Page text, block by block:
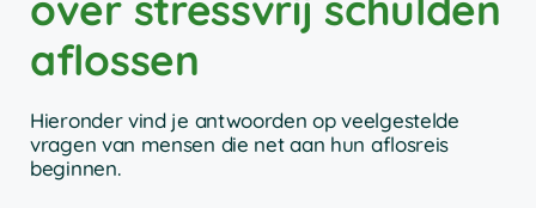
aflossen
Hieronder vind je antwoorden op veelgestelde
vragen van mensen die net aan hun aflosreis
beginnen.